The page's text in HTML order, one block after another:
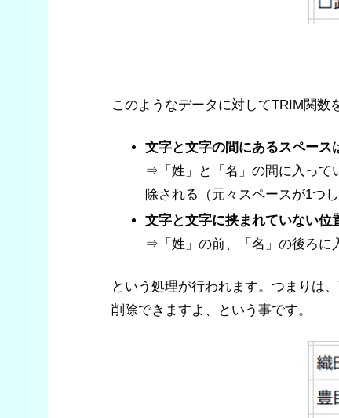
このようなデータに対してTRIM関数
文字と文字の間にあるスペース
⇒「姓」と「名」の間に入って
除される（元々スペースが1つ
文字と文字に挟まれていない位
⇒「姓」の前、「名」の後ろに
という処理が行われます。つまりは
削除できますよ、という事です。